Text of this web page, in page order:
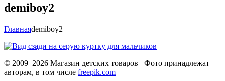
demiboy2
Главнаяdemiboy2
© 2009–2026 Магазин детских товаров Фото принадлежат
авторам, в том числе freepik.com